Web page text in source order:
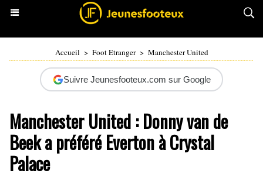
Accueil > Foot Etranger > Manchester United
Suivre Jeunesfooteux.com sur Google
Manchester United : Donny van de
Beek a préféré Everton à Crystal
Palace